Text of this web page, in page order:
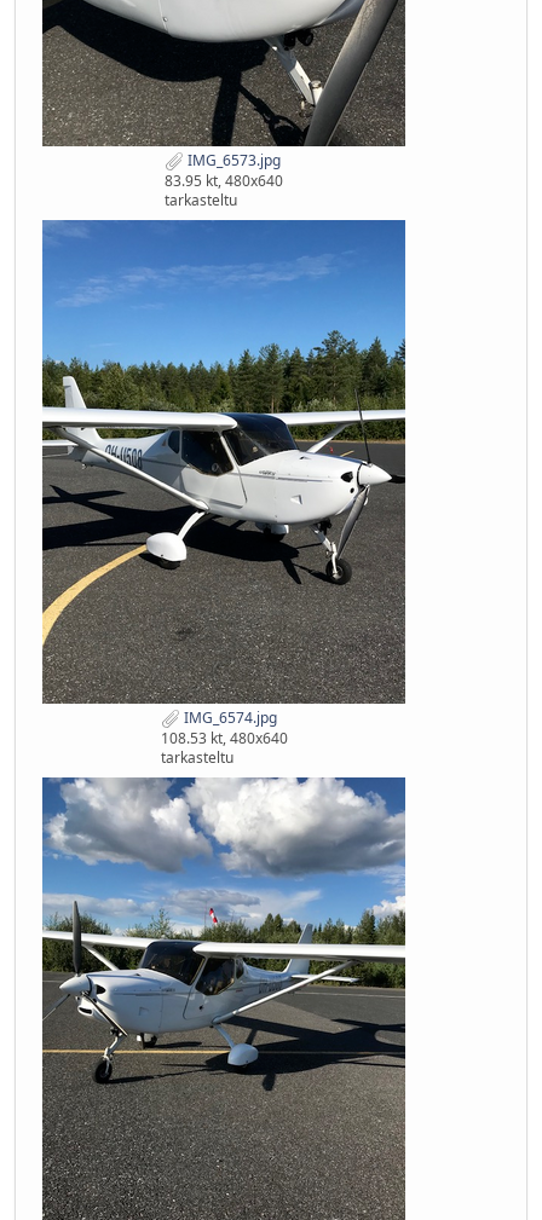
IMG_6573.jpg
83.95 kt, 480x640
tarkasteltu
IMG_6574.jpg
108.53 kt, 480x640
tarkasteltu